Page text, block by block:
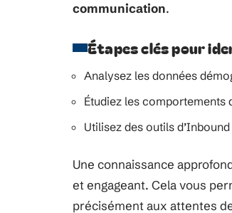
communication.
Étapes clés pour
Analysez les données
Étudiez les comportements
Utilisez des outils
Une connaissance
et engageant. Cela vous
précisément aux attentes